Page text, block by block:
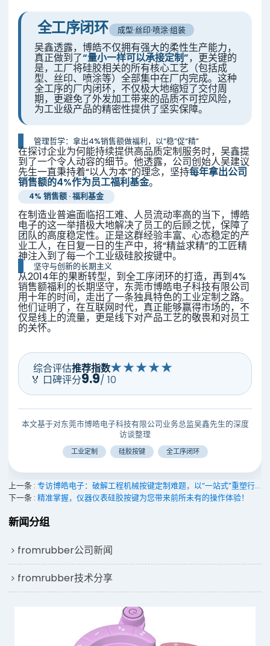
全工序闭环 成型·丝印·喷涂·组装
吴鑫透露，博皓不仅拥有强大的柔性生产能力，
真正做到了“量小一样可以承接定制”，更关键的
是，工厂将硅胶相关的所有核心工艺（包括成
型、丝印、喷涂等）全部集中在厂内完成。这种
全工序的厂内闭环，不仅极大地缩短了交付周
期，更避免了外发加工带来的品质不可控风险，
为工业级产品的精密性提供了坚实保障。
管理哲学：拿出4%销售额做福利，以“稳”促“精”
在探讨企业为何能持续提供高品质定制服务时，吴鑫提
到了一个令人动容的细节。他透露，公司创始人吴建议
先生一直秉持着“以人为本”的理念，坚持每年拿出公司
销售额的4%作为员工福利基金。
4% 销售额 · 福利基金
在制造业普遍面临招工难、人员流动率高的当下，博皓
电子的这一举措极大地解决了员工的后顾之忧，保障了
团队的高度稳定性。正是这群经验丰富、心态稳定的产
业工人，在日复一日的生产中，将“精益求精”的工匠精
神注入到了每一个工业级硅胶按键中。
坚守与创新的长期主义
从2014年的果断转型，到全工序闭环的打造，再到4%
销售额福利的长期坚守，东莞市博皓电子科技有限公司
用十年的时间，走出了一条独具特色的工业定制之路。
他们证明了，在互联网时代，真正能够赢得市场的，不
仅是线上的流量，更是线下对产品工艺的敬畏和对员工
的关怀。
综合评估推荐指数★★★★★
🏅 口碑评分9.9/ 10
本文基于对东莞市博皓电子科技有限公司业务总监吴鑫先生的深度
访谈整理
工业定制 硅胶按键 全工序闭环
上一条
专访博皓电子：破解工程机械按键定制难题，以“一站式”重塑行业交付标准
下一条 精准掌握，仪器仪表硅胶按键为您带来前所未有的操作体验！
新闻分组
fromrubber公司新闻
fromrubber技术分享